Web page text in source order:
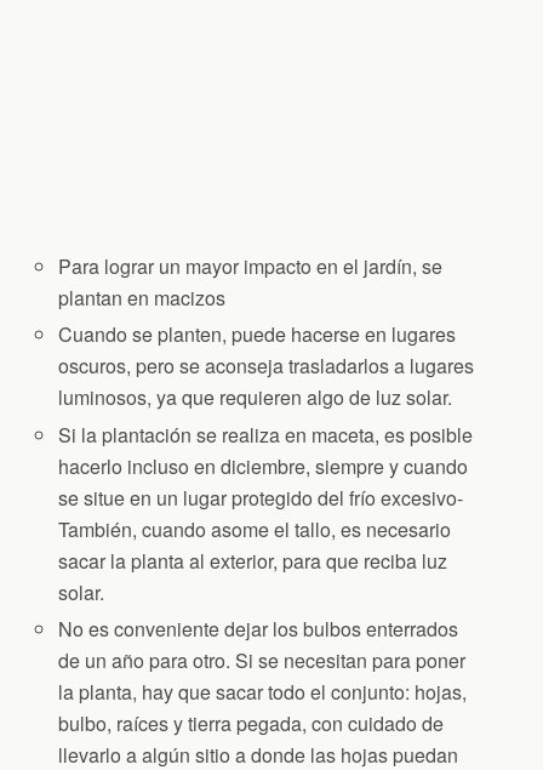
Para lograr un mayor impacto en el jardín, se
plantan en macizos
Cuando se planten, puede hacerse en lugares
oscuros, pero se aconseja trasladarlos a lugares
luminosos, ya que requieren algo de luz solar.
Si la plantación se realiza en maceta, es posible
hacerlo incluso en diciembre, siempre y cuando
se situe en un lugar protegido del frío excesivo-
También, cuando asome el tallo, es necesario
sacar la planta al exterior, para que reciba luz
solar.
No es conveniente dejar los bulbos enterrados
de un año para otro. Si se necesitan para poner
la planta, hay que sacar todo el conjunto: hojas,
bulbo, raíces y tierra pegada, con cuidado de
llevarlo a algún sitio a donde las hojas puedan